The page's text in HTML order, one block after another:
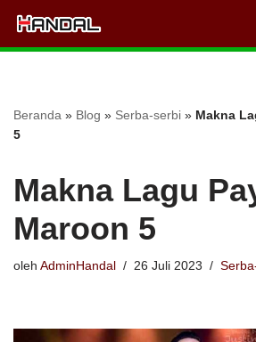
Lompat
Beranda » Blog » Serba-serbi » Makna
5
Makna Lagu
Maroon 5
oleh AdminHandal 26 Juli 2023